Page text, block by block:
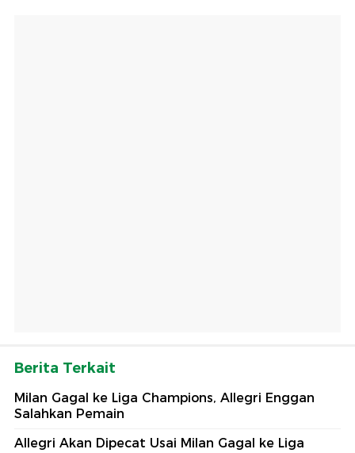
Berita Terkait
Milan Gagal ke Liga Champions, Allegri Enggan
Salahkan Pemain
Allegri Akan Dipecat Usai Milan Gagal ke Liga